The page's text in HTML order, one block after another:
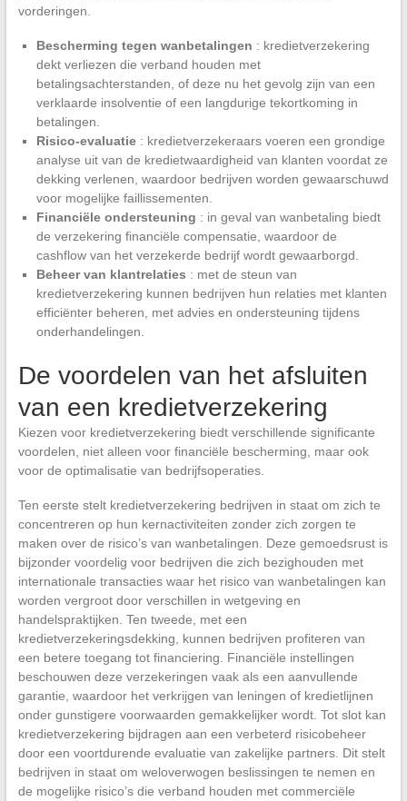
vorderingen.
Bescherming tegen wanbetalingen : kredietverzekering
dekt verliezen die verband houden met
betalingsachterstanden, of deze nu het gevolg zijn van een
verklaarde insolventie of een langdurige tekortkoming in
betalingen.
Risico-evaluatie : kredietverzekeraars voeren een grondige
analyse uit van de kredietwaardigheid van klanten voordat ze
dekking verlenen, waardoor bedrijven worden gewaarschuwd
voor mogelijke faillissementen.
Financiële ondersteuning : in geval van wanbetaling biedt
de verzekering financiële compensatie, waardoor de
cashflow van het verzekerde bedrijf wordt gewaarborgd.
Beheer van klantrelaties : met de steun van
kredietverzekering kunnen bedrijven hun relaties met klanten
efficiënter beheren, met advies en ondersteuning tijdens
onderhandelingen.
De voordelen van het afsluiten
van een kredietverzekering
Kiezen voor kredietverzekering biedt verschillende significante
voordelen, niet alleen voor financiële bescherming, maar ook
voor de optimalisatie van bedrijfsoperaties.
Ten eerste stelt kredietverzekering bedrijven in staat om zich te
concentreren op hun kernactiviteiten zonder zich zorgen te
maken over de risico’s van wanbetalingen. Deze gemoedsrust is
bijzonder voordelig voor bedrijven die zich bezighouden met
internationale transacties waar het risico van wanbetalingen kan
worden vergroot door verschillen in wetgeving en
handelspraktijken. Ten tweede, met een
kredietverzekeringsdekking, kunnen bedrijven profiteren van
een betere toegang tot financiering. Financiële instellingen
beschouwen deze verzekeringen vaak als een aanvullende
garantie, waardoor het verkrijgen van leningen of kredietlijnen
onder gunstigere voorwaarden gemakkelijker wordt. Tot slot kan
kredietverzekering bijdragen aan een verbeterd risicobeheer
door een voortdurende evaluatie van zakelijke partners. Dit stelt
bedrijven in staat om weloverwogen beslissingen te nemen en
de mogelijke risico’s die verband houden met commerciële